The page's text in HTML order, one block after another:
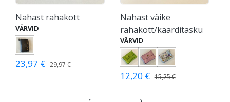
Nahast rahakott
VÄRVID
23,97 € 29,97 €
Nahast väike
rahakott/kaarditasku
VÄRVID
12,20 € 15,25 €